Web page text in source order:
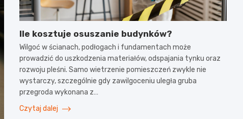
Ile kosztuje osuszanie budynków?
Wilgoć w ścianach, podłogach i fundamentach może
prowadzić do uszkodzenia materiałów, odspajania tynku oraz
rozwoju pleśni. Samo wietrzenie pomieszczeń zwykle nie
wystarczy, szczególnie gdy zawilgoceniu uległa gruba
przegroda wykonana z…
Czytaj dalej